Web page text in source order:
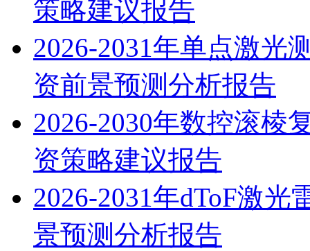
策略建议报告
2026-2031年单点激光
资前景预测分析报告
2026-2030年数控滚棱
资策略建议报告
2026-2031年dToF激
景预测分析报告